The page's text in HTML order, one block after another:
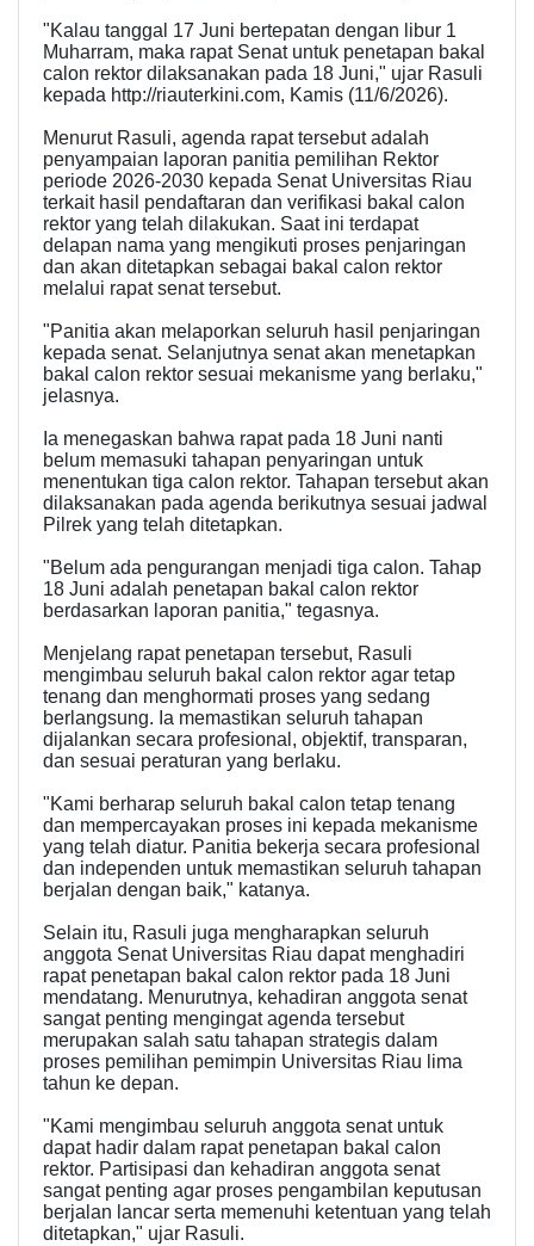
"Kalau tanggal 17 Juni bertepatan dengan libur 1
Muharram, maka rapat Senat untuk penetapan bakal
calon rektor dilaksanakan pada 18 Juni," ujar Rasuli
kepada http://riauterkini.com, Kamis (11/6/2026).
Menurut Rasuli, agenda rapat tersebut adalah
penyampaian laporan panitia pemilihan Rektor
periode 2026-2030 kepada Senat Universitas Riau
terkait hasil pendaftaran dan verifikasi bakal calon
rektor yang telah dilakukan. Saat ini terdapat
delapan nama yang mengikuti proses penjaringan
dan akan ditetapkan sebagai bakal calon rektor
melalui rapat senat tersebut.
"Panitia akan melaporkan seluruh hasil penjaringan
kepada senat. Selanjutnya senat akan menetapkan
bakal calon rektor sesuai mekanisme yang berlaku,"
jelasnya.
Ia menegaskan bahwa rapat pada 18 Juni nanti
belum memasuki tahapan penyaringan untuk
menentukan tiga calon rektor. Tahapan tersebut akan
dilaksanakan pada agenda berikutnya sesuai jadwal
Pilrek yang telah ditetapkan.
"Belum ada pengurangan menjadi tiga calon. Tahap
18 Juni adalah penetapan bakal calon rektor
berdasarkan laporan panitia," tegasnya.
Menjelang rapat penetapan tersebut, Rasuli
mengimbau seluruh bakal calon rektor agar tetap
tenang dan menghormati proses yang sedang
berlangsung. Ia memastikan seluruh tahapan
dijalankan secara profesional, objektif, transparan,
dan sesuai peraturan yang berlaku.
"Kami berharap seluruh bakal calon tetap tenang
dan mempercayakan proses ini kepada mekanisme
yang telah diatur. Panitia bekerja secara profesional
dan independen untuk memastikan seluruh tahapan
berjalan dengan baik," katanya.
Selain itu, Rasuli juga mengharapkan seluruh
anggota Senat Universitas Riau dapat menghadiri
rapat penetapan bakal calon rektor pada 18 Juni
mendatang. Menurutnya, kehadiran anggota senat
sangat penting mengingat agenda tersebut
merupakan salah satu tahapan strategis dalam
proses pemilihan pemimpin Universitas Riau lima
tahun ke depan.
"Kami mengimbau seluruh anggota senat untuk
dapat hadir dalam rapat penetapan bakal calon
rektor. Partisipasi dan kehadiran anggota senat
sangat penting agar proses pengambilan keputusan
berjalan lancar serta memenuhi ketentuan yang telah
ditetapkan," ujar Rasuli.